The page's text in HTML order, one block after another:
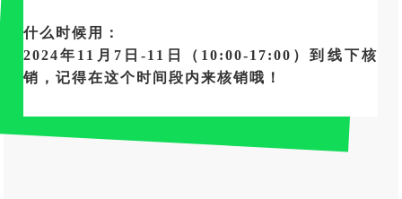
什么时候用：
2024年11月7日-11日（10:00-17:00）到线下核
销，记得在这个时间段内来核销哦！